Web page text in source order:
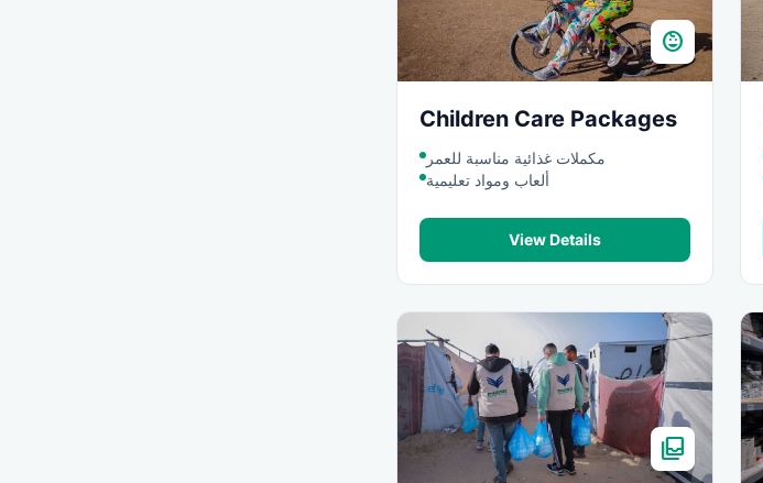
child_care
Children Care Packages
مكملات غذائية مناسبة للعمر
ألعاب ومواد تعليمية
View Details
all_inbox